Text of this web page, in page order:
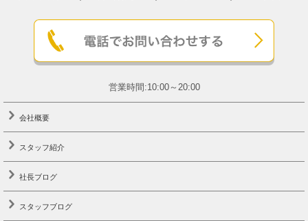
営業時間:10:00～20:00
会社概要
スタッフ紹介
社長ブログ
スタッフブログ